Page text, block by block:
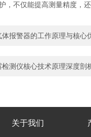
，不仅能提高测量精度，
报警器的工作原理与核心
测仪核心技术原理深度剖
关于我们